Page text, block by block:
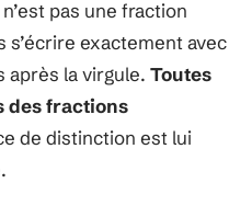
pas une fraction
s’écrire exactement avec
après la virgule. Toutes
des fractions
de distinction est lui